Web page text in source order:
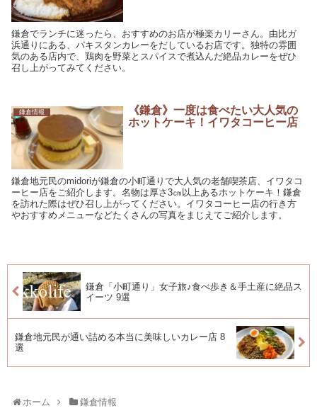
鎌倉でランチに迷ったら、おすすめのお店が極楽カリーさん。由比ガ
浜通りにある、パキスタンカレーをだしているお店です。独特の雰囲
気のある店内で、鶏肉を野菜とスパイスで煮込んだ絶品カレーをぜひ
召し上がってみてください。
鎌倉情報
《鎌倉》一度は食べたい大人気の
ホットケーキ！イワタコーヒー店
鎌倉地元民のmidoriが鎌倉の小町通りで大人気の老舗喫茶店、イワタコ
ーヒー店をご紹介します。名物は厚さ3㎝以上あるホットケーキ！鎌倉
を訪れた際はぜひ召し上がってください。イワタコーヒー店の行き方
やおすすめメニューなどたくさんの写真をまじえてご紹介します。
鎌倉「小町通り」女子旅♪食べ歩き＆手土産に絶品ス
イーツ 9選
鎌倉地元民が通い詰める本当に美味しいカレー店 8
選
ホーム 鎌倉情報